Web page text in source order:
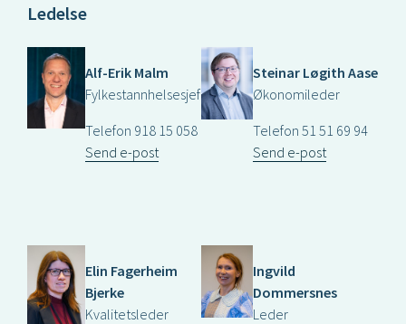
Ledelse
Alf-Erik Malm
Fylkestannhelsesjef
Telefon 918 15 058
Send e-post
Steinar Løgith Aase
Økonomileder
Telefon 51 51 69 94
Send e-post
Elin Fagerheim
Bjerke
Kvalitetsleder
Ingvild
Dommersnes
Leder